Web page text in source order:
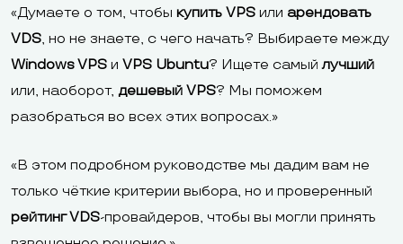
«Думаете о том, чтобы купить VPS или арендовать
VDS, но не знаете, с чего начать? Выбираете между
Windows VPS и VPS Ubuntu? Ищете самыйлучший
или, наоборот, дешевый VPS? Мы поможем
разобраться во всех этих вопросах.»
«В этом подробном руководстве мы дадим вам не
только чёткие критерии выбора, но и проверенный
рейтинг VDS-провайдеров, чтобы вы могли принять